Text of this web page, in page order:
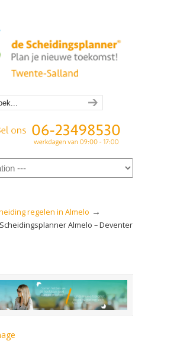
regelen in Almelo →
Almelo – Deventer